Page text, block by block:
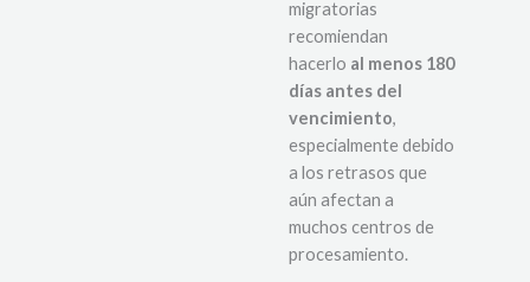
migratorias
recomiendan
hacerlo al menos 180
días antes del
vencimiento,
especialmente debido
a los retrasos que
aún afectan a
muchos centros de
procesamiento.